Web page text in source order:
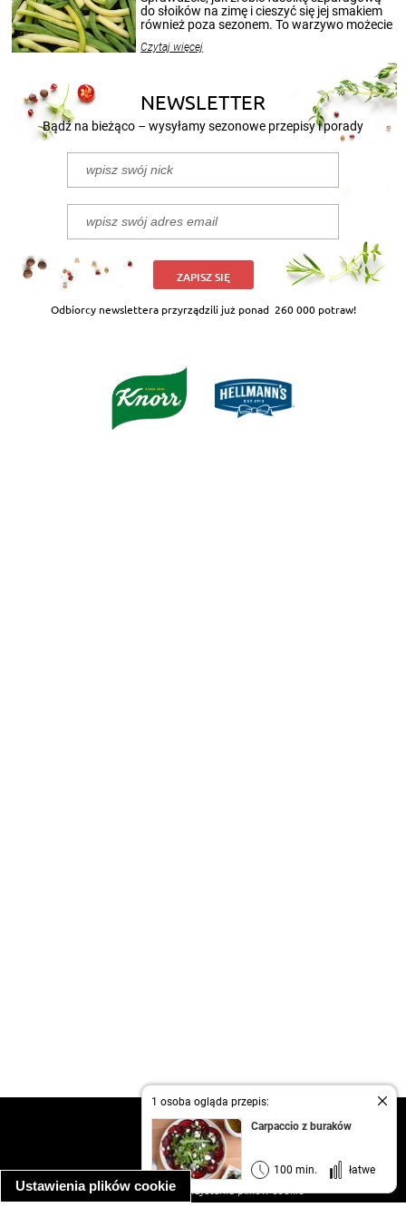
Ustawienia plików cookie
1 osoba ogląda przepis:
Carpaccio z buraków
100 min. łatwe
przetworów.
do słoików na zimę i cieszyć się jej smakiem
również poza sezonem. To warzywo możecie
nasze propozycje!
Czytaj więcej
NEWSLETTER
Bądź na bieżąco – wysyłamy sezonowe przepisy i porady
ZAPISZ SIĘ
Odbiorcy newslettera przyrządzili już ponad 260 000 potraw!
kontakt
regulamin
informacja o prywatności
informacja o wykorzystaniu plików cookie